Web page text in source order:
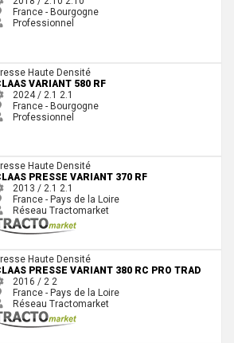
France - Bourgogne
Professionnel
Haute Densité
VARIANT 580 RF
2024 / 2.1 2.1
France - Bourgogne
Professionnel
RF Haute Densité
PRESSE VARIANT 370 RF
2013 / 2.1 2.1
France - Pays de la Loire
Réseau Tractomarket
RC PRO TRAD
Haute Densité
PRESSE VARIANT 380 RC PRO TRAD
2016 / 2 2
France - Pays de la Loire
Réseau Tractomarket